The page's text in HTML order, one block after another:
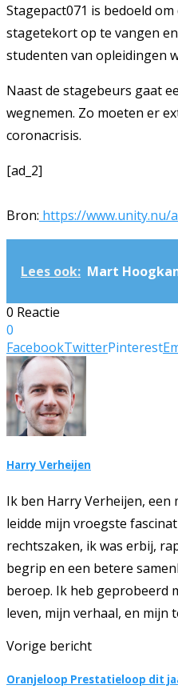
Stagepact071 is bedoeld
stagetekort op te vangen
studenten van opleidingen
Naast de stagebeurs gaat
wegnemen. Zo moeten er
coronacrisis.
[ad_2]
Bron: https://www.unity.nu/
Lees ook: Mart
0 Reactie
0
FacebookTwitterPinterest
Harry Verheijen
Ik ben Harry Verheijen,
leidde mijn vroegste
rechtszaken, ik was erbij,
begrip en een betere
beroep. Ik heb geprobeerd
leven, mijn verhaal, en mijn
Vorige bericht
Oranjeloop Prestatieloop dit